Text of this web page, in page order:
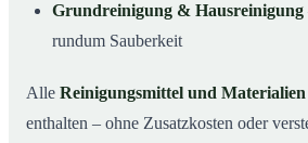
Grundreinigung & Hausreinigung
rundum Sauberkeit
Alle Reinigungsmittel und Materialien
enthalten – ohne Zusatzkosten oder